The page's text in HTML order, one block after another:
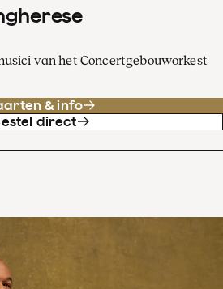
van het Concertgebouworkest
& info
direct